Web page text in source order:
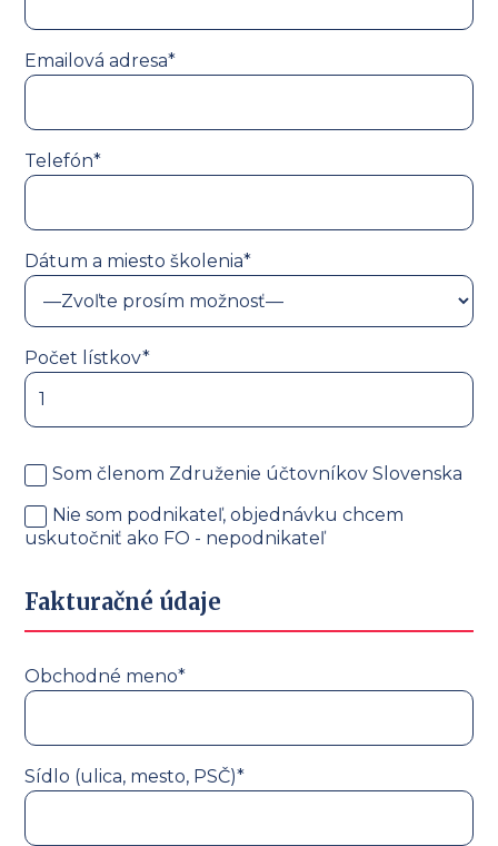
Emailová adresa*
Telefón*
Dátum a miesto školenia*
Počet lístkov*
Som členom Združenie účtovníkov Slovenska
Nie som podnikateľ, objednávku chcem
uskutočniť ako FO - nepodnikateľ
Fakturačné údaje
Obchodné meno*
Sídlo (ulica, mesto, PSČ)*